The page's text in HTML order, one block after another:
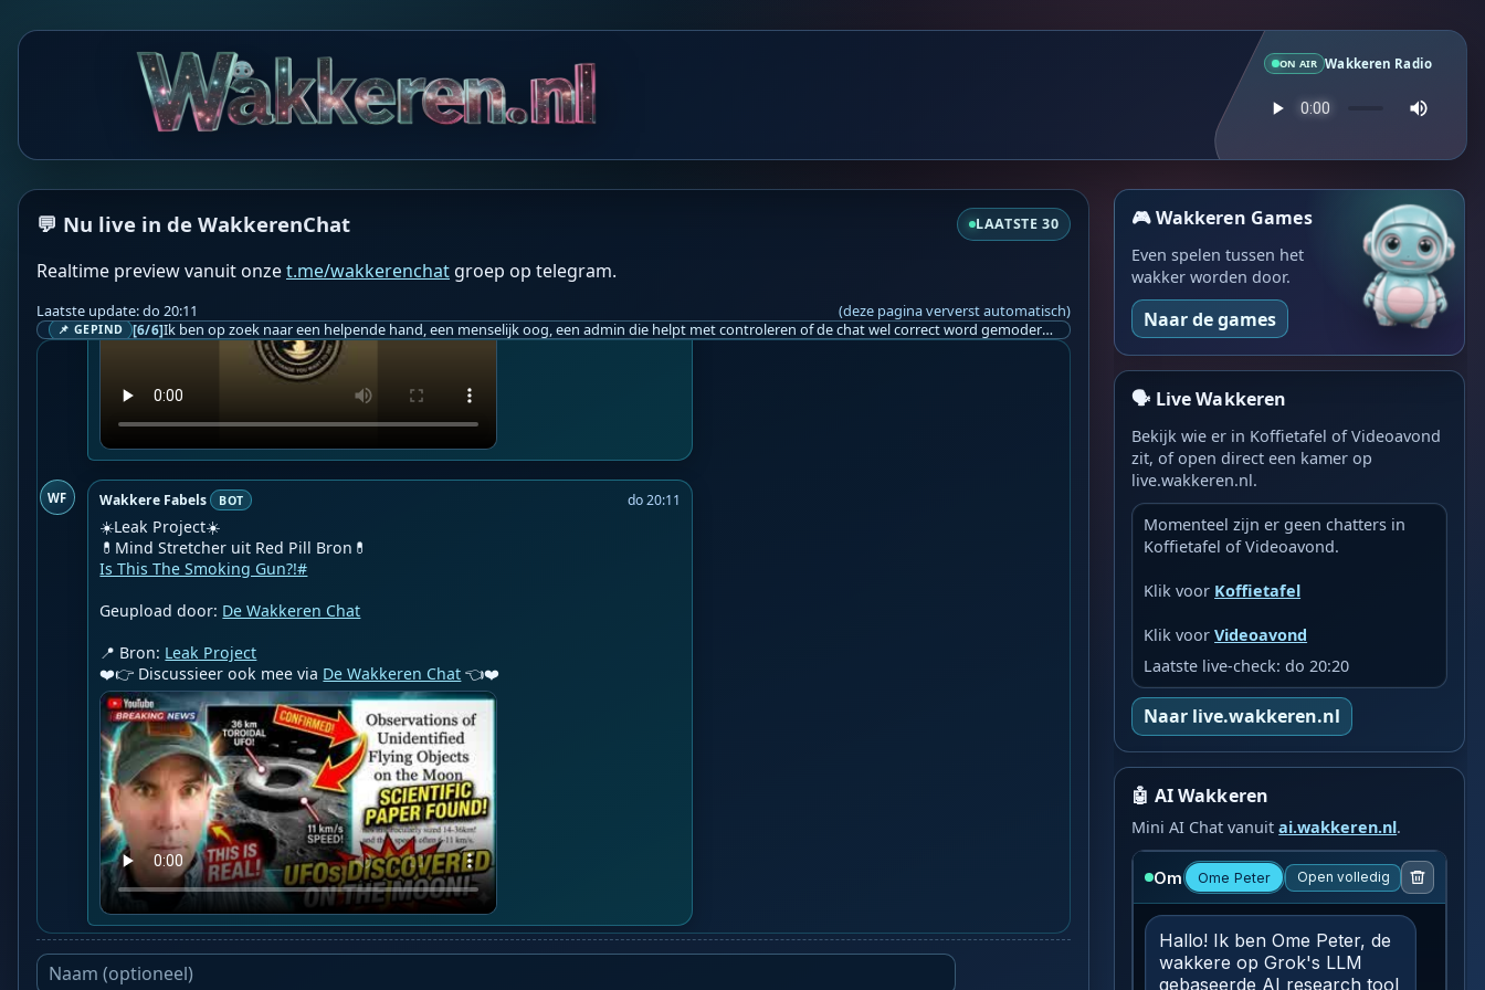
ON AIR Wakkeren Radio
💬 Nu live in de WakkerenChat LAATSTE 30
Realtime preview vanuit onzet.me/wakkerenchat groep op telegram.
Laatste update: do 20:11 (deze pagina ververst automatisch)
📌 GEPIND [6/6] Ik ben op zoek naar een helpende hand, een menselijk oog, een admin die helpt met controleren of de chat wel correct word gemodereerd word door NoMoSpam. 98% gaat automatisch goed, toch ik dit nooit helemaal loslaten en moet er altijd een mens mee blijven opletten bij elke beslissing die gemaakt word. Waar bestaan de werkzaamheden uit? Mee kijken in admin log kanaal naar alle drugs/porno/scams die voorbij komen en in het geval van een randgevalletje, ingrijpen en b.v. een verwijderd maar wel toegestaan bericht terug plaatsen met een druk op de knop. tsja zo banaal en simpel is het gesteld.. Word je hier blij van? Nee. Strookt het je ego? Nee. Word je er beter van? Nee. Kost het veel tijd? Totaal niet, consistentie en regelmaat is belangrijker dan 'er even voor kunnen gaan zitten'.. het werk is in een paar seconden gepiept.. je checkt puur of AI de juiste beslissing heeft gemaakt.. …
WF Wakkere Fabels BOT do 19:49
☀️Leak Project☀️
💊Mind Stretcher uit Red Pill Bron💊
The Smoking Gun!
📓Nederlandse ondertiteling toegevoegd!
📍 Bron: Leak Project
WF Wakkere Fabels BOT do 20:11
☀️Leak Project☀️
Is This The Smoking Gun?!#
Geupload door: De Wakkeren Chat
📍 Bron: Leak Project
❤️👉 Discussieer ook mee via De Wakkeren Chat 👈❤️
🎮 Wakkeren Games
Even spelen tussen het
wakker worden door.
Naar de games
🗣️ Live Wakkeren
Bekijk wie er in Koffietafel of Videoavond
zit, of open direct een kamer op
live.wakkeren.nl.
Momenteel zijn er geen chatters in
Koffietafel of Videoavond.
Klik voor Koffietafel
Klik voorVideoavond
Laatste live-check: do 20:20
Naar live.wakkeren.nl
🤖 AI Wakkeren
Mini AI Chat vanuitai.wakkeren.nl.